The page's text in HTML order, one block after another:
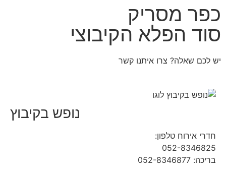
כפר מסריק
סוד הפלא הקיבוצי
יש לכם שאלה? צרו איתנו קשר
נופש בקיבוץ
חדרי אירוח טלפון:
052-8346825
בריכה: 052-8346877